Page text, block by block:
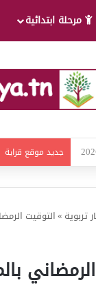
مرحلة ابتدائية
جديد موقع قراية
تربوية »التوقيت